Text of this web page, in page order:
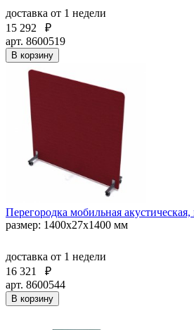
доставка от 1 недели
15 292
₽
арт. 8600519
В корзину
Перегородка мобильная
размер: 1400х27х1400 мм
доставка от 1 недели
16 321
₽
арт. 8600544
В корзину